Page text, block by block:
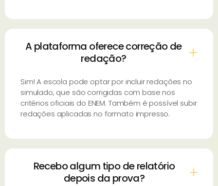
A plataforma oferece correção de
redação?
Sim! A escola pode optar por incluir redações no
simulado, que são corrigidas com base nos
critérios oficiais do ENEM. Também é possível subir
redações aplicadas no formato impresso.
Recebo algum tipo de relatório
depois da prova?